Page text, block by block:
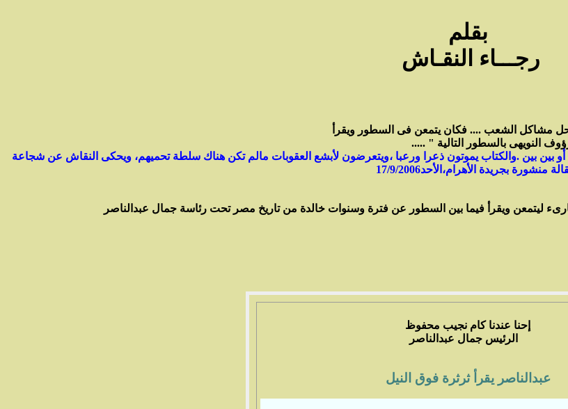
بقلم
رجـــاء النقـاش
مشاكل الشعب .... فكان يتمعن فى السطور ويقرأ
النويهى بالسطور التالية " .....
بين بين .والكتاب يموتون ذعرا ورعبا ،ويتعرضون لأبشع العقوبات مالم تكن هناك سلطة تحميهم، ويحكى النقاش عن شجاعة
بجريدة الأهرام،الأحد17/9/2006
ليتمعن ويقرأ فيما بين السطور عن فترة وسنوات خالدة من تاريخ مصر تحت رئاسة جمال عبدالناصر
إحنا عندنا كام نجيب محفوظ
الرئيس جمال عبدالناصر
عبدالناصر يقرأ ثرثرة فوق النيل